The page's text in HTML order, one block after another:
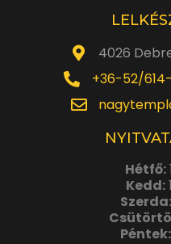
4026
+36-52/
Hétfő:
Kedd:
Szerda:
Péntek: